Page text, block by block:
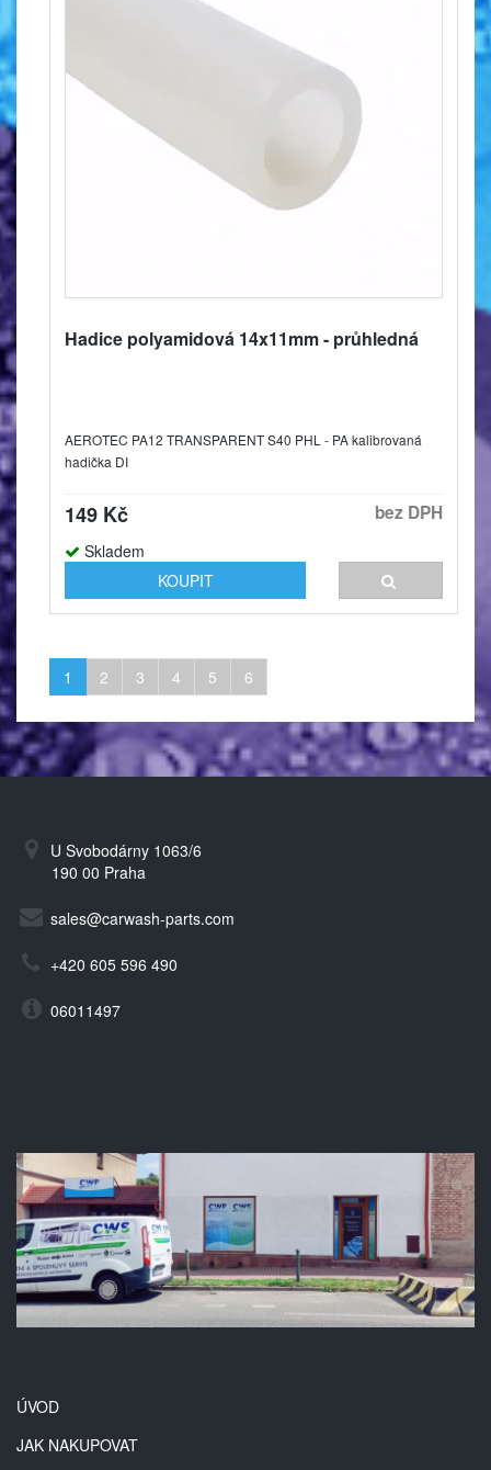
Hadice polyamidová 14x11mm - průhledná
AEROTEC PA12 TRANSPARENT S40 PHL - PA kalibrovaná
hadička DI
149 Kč bez DPH
Skladem
KOUPIT
1 2 3 4 5 6
U Svobodárny 1063/6
190 00 Praha
sales@carwash-parts.com
+420 605 596 490
06011497
ÚVOD
JAK NAKUPOVAT